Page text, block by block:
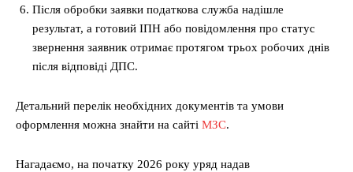
Після обробки заявки податкова служба надішле
результат, а готовий ІПН або повідомлення про статус
звернення заявник отримає протягом трьох робочих днів
після відповіді ДПС.
Детальний перелік необхідних документів та умови
оформлення можна знайти на сайті МЗС.
Нагадаємо, на початку 2026 року уряд надав